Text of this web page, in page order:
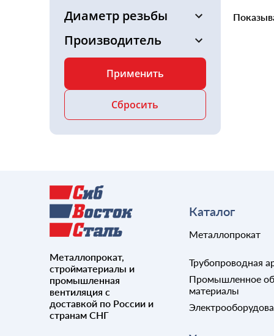
Диаметр резьбы
Производитель
Металлопрокат,
стройматериалы и
промышленная
вентиляция с
доставкой по России и
странам СНГ
Каталог
Металлопрокат
Трубопроводная
Промышленное
материалы